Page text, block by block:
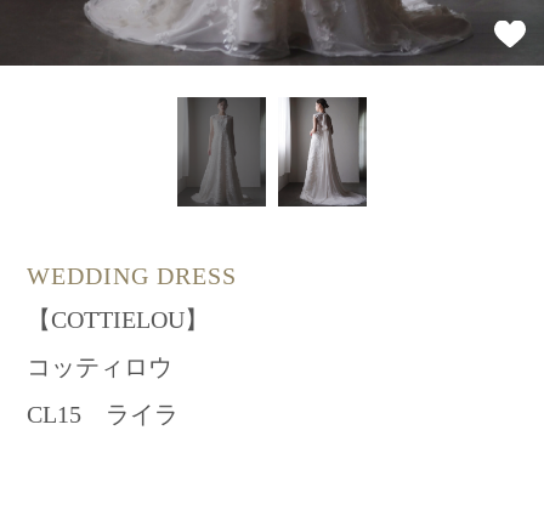
WEDDING DRESS
【COTTIELOU】
コッティロウ
CL15 ライラ